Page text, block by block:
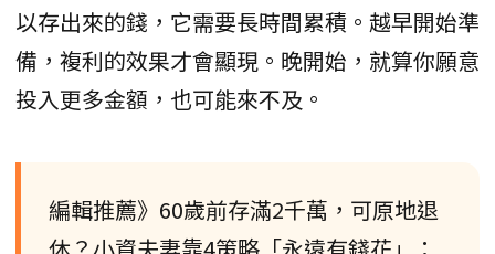
以存出來的錢，它需要長時間累積。越早開始準
備，複利的效果才會顯現。晚開始，就算你願意
投入更多金額，也可能來不及。
編輯推薦》60歲前存滿2千萬，可原地退